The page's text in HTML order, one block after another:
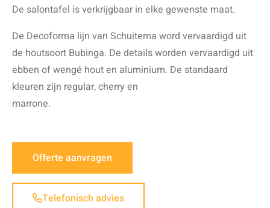
De salontafel is verkrijgbaar in elke gewenste maat.
De Decoforma lijn van Schuitema word vervaardigd uit
de houtsoort Bubinga. De details worden vervaardigd uit
ebben of wengé hout en aluminium. De standaard
kleuren zijn regular, cherry en
marrone.
Offerte aanvragen
Telefonisch advies